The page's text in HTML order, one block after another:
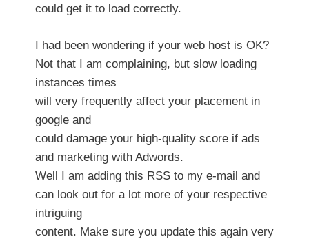
could get it to load correctly.
I had been wondering if your web host is OK?
Not that I am complaining, but slow loading
instances times
will very frequently affect your placement in
google and
could damage your high-quality score if ads
and marketing with Adwords.
Well I am adding this RSS to my e-mail and
can look out for a lot more of your respective
intriguing
content. Make sure you update this again very